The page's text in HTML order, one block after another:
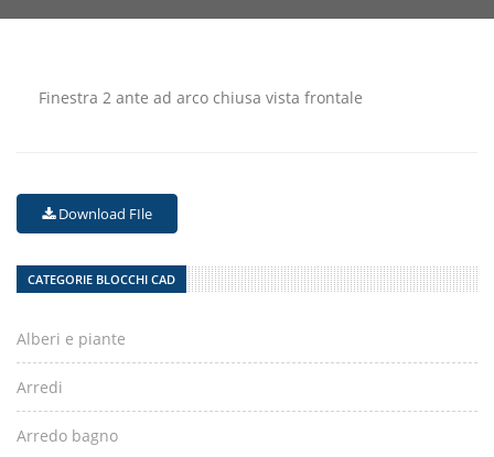
Finestra 2 ante ad arco chiusa vista frontale
Download FIle
CATEGORIE BLOCCHI CAD
Alberi e piante
Arredi
Arredo bagno